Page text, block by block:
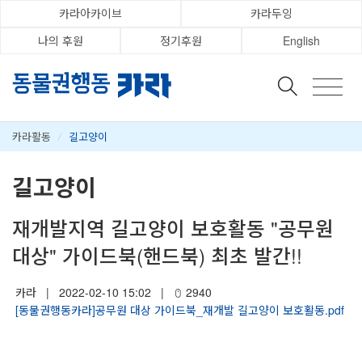
카라아카이브
카라두잉
나의 후원
정기후원 English
카라활동 / 길고양이
길고양이
재개발지역 길고양이 보호활동 "공무원
대상" 가이드북(핸드북) 최초 발간!!
카라 | 2022-02-10 15:02 |
2940
[동물권행동카라]공무원 대상 가이드북_재개발 길고양이 보호활동.pdf